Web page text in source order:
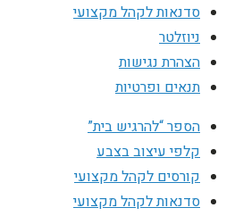
סדנאות לקהל מקצועי
ניוזלטר
הצהרת נגישות
תנאים ופרטיות
הספר “להרגיש בית”
קלפי עיצוב בצבע
קורסים לקהל מקצועי
סדנאות לקהל מקצועי